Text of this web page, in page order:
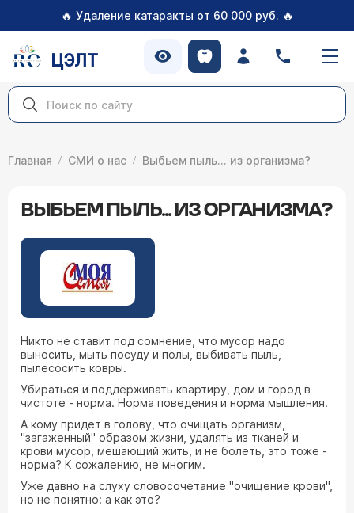
🔥 Удаление катаракты от 60 000 руб. 🔥
ЦЭЛТ
Главная СМИ о нас Выбьем пыль... из организма?
ВЫБЬЕМ ПЫЛЬ... ИЗ ОРГАНИЗМА?
Никто не ставит под сомнение, что мусор надо
выносить, мыть посуду и полы, выбивать пыль,
пылесосить ковры.
Убираться и поддерживать квартиру, дом и город в
чистоте - норма. Норма поведения и норма мышления.
А кому придет в голову, что очищать организм,
"загаженный" образом жизни, удалять из тканей и
крови мусор, мешающий жить, и не болеть, это тоже -
норма? К сожалению, не многим.
Уже давно на слуху словосочетание "очищение крови",
но не понятно: а как это?